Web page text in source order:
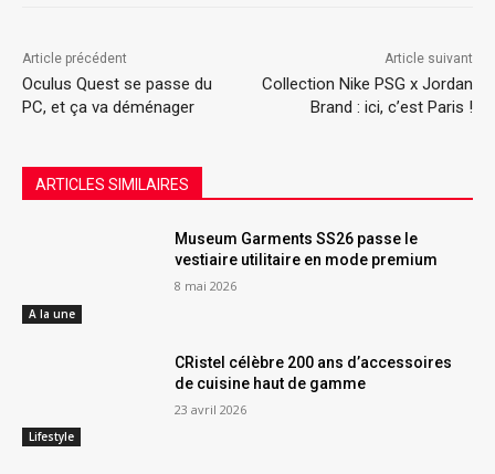
Article précédent
Oculus Quest se passe du
PC, et ça va déménager
Article suivant
Collection Nike PSG x Jordan
Brand : ici, c’est Paris !
ARTICLES SIMILAIRES
A la une
Museum Garments SS26 passe le
vestiaire utilitaire en mode premium
8 mai 2026
Lifestyle
CRistel célèbre 200 ans d’accessoires
de cuisine haut de gamme
23 avril 2026